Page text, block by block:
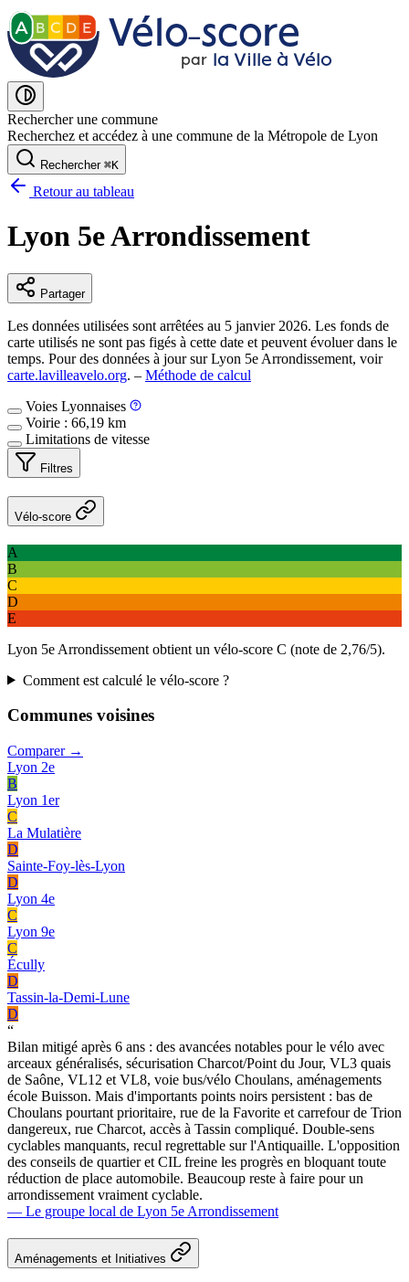
E
D
C
B
A
la Ville à Vélo
par
Vélo˗score
Rechercher une commune
Recherchez et accédez à une commune de la Métropole de Lyon
Rechercher ⌘K
Retour au tableau
Lyon 5e Arrondissement
Partager
Les données utilisées sont arrêtées au 5 janvier 2026. Les fonds de
carte utilisés ne sont pas figés à cette date et peuvent évoluer dans le
temps. Pour des données à jour sur Lyon 5e Arrondissement, voir
carte.lavilleavelo.org. – Méthode de calcul
Voies Lyonnaises
Voirie : 66,19 km
Limitations de vitesse
Filtres
Vélo-score
A
B
C
D
E
Lyon 5e Arrondissement obtient un vélo-score C (note de 2,76/5).
Comment est calculé le vélo-score ?
Communes voisines
Comparer →
Lyon 2e
B
Lyon 1er
C
La Mulatière
D
Sainte-Foy-lès-Lyon
D
Lyon 4e
C
Lyon 9e
C
Écully
D
Tassin-la-Demi-Lune
D
“
Bilan mitigé après 6 ans : des avancées notables pour le vélo avec
arceaux généralisés, sécurisation Charcot/Point du Jour, VL3 quais
de Saône, VL12 et VL8, voie bus/vélo Choulans, aménagements
école Buisson. Mais d'importants points noirs persistent : bas de
Choulans pourtant prioritaire, rue de la Favorite et carrefour de Trion
dangereux, rue Charcot, accès à Tassin compliqué. Double-sens
cyclables manquants, recul regrettable sur l'Antiquaille. L'opposition
des conseils de quartier et CIL freine les progrès en bloquant toute
réduction de place automobile. Beaucoup reste à faire pour un
arrondissement vraiment cyclable.
— Le groupe local de Lyon 5e Arrondissement
Aménagements et Initiatives